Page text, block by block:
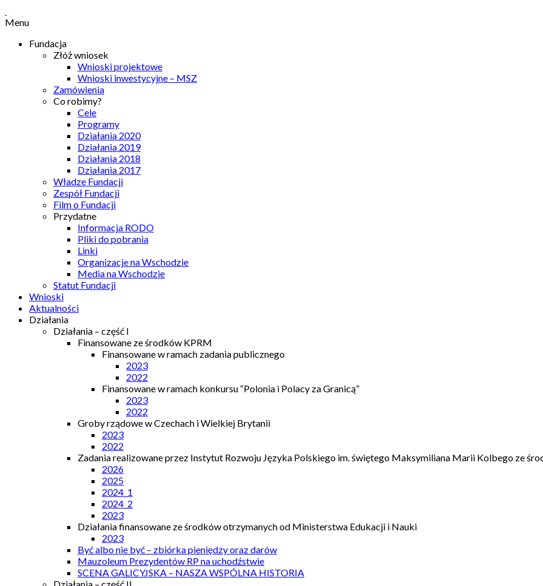
Menu
Fundacja
Złóż wniosek
Wnioski projektowe
Wnioski inwestycyjne – MSZ
Zamówienia
Co robimy?
Cele
Programy
Działania 2020
Działania 2019
Działania 2018
Działania 2017
Władze Fundacji
Zespół Fundacji
Film o Fundacji
Przydatne
Informacja RODO
Pliki do pobrania
Linki
Organizacje na Wschodzie
Media na Wschodzie
Statut Fundacji
Wnioski
Aktualności
Działania
Działania – część I
Finansowane ze środków KPRM
Finansowane w ramach zadania publicznego
2023
2022
Finansowane w ramach konkursu “Polonia i Polacy za Granicą”
2023
2022
Groby rządowe w Czechach i Wielkiej Brytanii
2023
2022
Zadania realizowane przez Instytut Rozwoju Języka Polskiego im. świętego Maksymiliana Marii Kolbego ze
2026
2025
2024_1
2024_2
2023
Działania finansowane ze środków otrzymanych od Ministerstwa Edukacji i Nauki
2023
Być albo nie być – zbiórka pieniędzy oraz darów
Mauzoleum Prezydentów RP na uchodźstwie
SCENA GALICYJSKA – NASZA WSPÓLNA HISTORIA